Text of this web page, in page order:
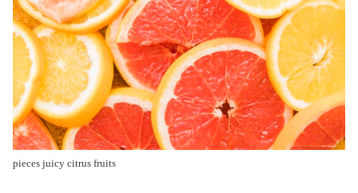
pieces juicy citrus fruits